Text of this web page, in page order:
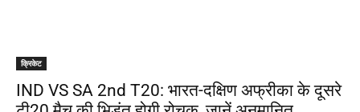
क्रिकेट
IND VS SA 2nd T20: भारत-दक्षिण अफ्रीका के दूसरे